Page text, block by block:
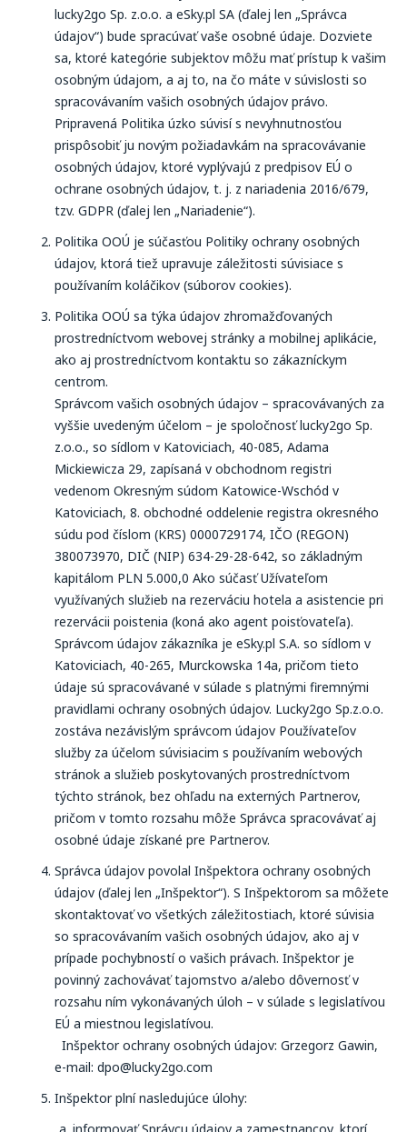
lucky2go Sp. z.o.o. a eSky.pl SA (ďalej len „Správca
údajov“) bude spracúvať vaše osobné údaje. Dozviete
sa, ktoré kategórie subjektov môžu mať prístup k vašim
osobným údajom, a aj to, na čo máte v súvislosti so
spracovávaním vašich osobných údajov právo.
Pripravená Politika úzko súvisí s nevyhnutnosťou
prispôsobiť ju novým požiadavkám na spracovávanie
osobných údajov, ktoré vyplývajú z predpisov EÚ o
ochrane osobných údajov, t. j. z nariadenia 2016/679,
tzv. GDPR (ďalej len „Nariadenie“).
Politika OOÚ je súčasťou Politiky ochrany osobných
údajov, ktorá tiež upravuje záležitosti súvisiace s
používaním koláčikov (súborov cookies).
Politika OOÚ sa týka údajov zhromažďovaných
prostredníctvom webovej stránky a mobilnej aplikácie,
ako aj prostredníctvom kontaktu so zákazníckym
centrom.
Správcom vašich osobných údajov – spracovávaných za
vyššie uvedeným účelom – je spoločnosť lucky2go Sp.
z.o.o., so sídlom v Katoviciach, 40-085, Adama
Mickiewicza 29, zapísaná v obchodnom registri
vedenom Okresným súdom Katowice-Wschód v
Katoviciach, 8. obchodné oddelenie registra okresného
súdu pod číslom (KRS) 0000729174, IČO (REGON)
380073970, DIČ (NIP) 634-29-28-642, so základným
kapitálom PLN 5.000,0 Ako súčasť Užívateľom
využívaných služieb na rezerváciu hotela a asistencie pri
rezervácii poistenia (koná ako agent poisťovateľa).
Správcom údajov zákazníka je eSky.pl S.A. so sídlom v
Katoviciach, 40-265, Murckowska 14a, pričom tieto
údaje sú spracovávané v súlade s platnými firemnými
pravidlami ochrany osobných údajov. Lucky2go Sp.z.o.o.
zostáva nezávislým správcom údajov Používateľov
služby za účelom súvisiacim s používaním webových
stránok a služieb poskytovaných prostredníctvom
týchto stránok, bez ohľadu na externých Partnerov,
pričom v tomto rozsahu môže Správca spracovávať aj
osobné údaje získané pre Partnerov.
Správca údajov povolal Inšpektora ochrany osobných
údajov (ďalej len „Inšpektor“). S Inšpektorom sa môžete
skontaktovať vo všetkých záležitostiach, ktoré súvisia
so spracovávaním vašich osobných údajov, ako aj v
prípade pochybností o vašich právach. Inšpektor je
povinný zachovávať tajomstvo a/alebo dôvernosť v
rozsahu ním vykonávaných úloh – v súlade s legislatívou
EÚ a miestnou legislatívou.
Inšpektor ochrany osobných údajov: Grzegorz Gawin,
e-mail: dpo@lucky2go.com
Inšpektor plní nasledujúce úlohy: